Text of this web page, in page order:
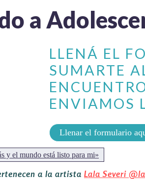
a
LLENÁ EL
SUMARTE
ENVIAMOS
Llenar el formulario
y el mundo está listo para mi»
a la artista Lala Severi